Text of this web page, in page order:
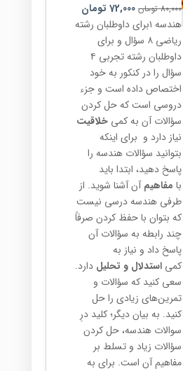
80,000 تومان 72,000 تومان
هندسه ۱برای داوطلبان رشته
ریاضی ۸ سؤال و برای
داوطلبان رشته تجربی ۴
سؤال را در کنکور به خود
اختصاص داده است و جزء
دروسی است که حل کردن
سؤالات آن به کمی خلاقیت
نیاز دارد و برای اینکه
بتوانید سؤالات هندسه را
پاسخ دهید، ابتدا باید
با مفاهیم آن آشنا شوید. از
طرفی هندسه درسی نیست
که بتوان با حفظ کردن صرفاً
چند رابطه به سؤالات آن
پاسخ داد و نیاز به
کمی استدلال و تحلیل دارد.
سعی کنید که سؤالات و
تمرین‌های زیادی را حل
کنید. به بیان دیگر؛ کلید درِ
سوالات هندسه، حل کردن
سؤالات زیاد و تسلط بر
مفاهیم آن است. برای به